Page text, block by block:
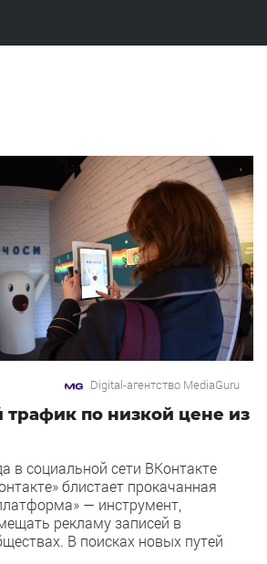
Digital-агентство MediaGuru
трафик по низкой цене из
в социальной сети ВКонтакте
блистает прокачанная
— инструмент,
рекламу записей в
В поисках новых путей